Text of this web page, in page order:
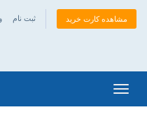
ثبت نام مشاهده کارت خرید